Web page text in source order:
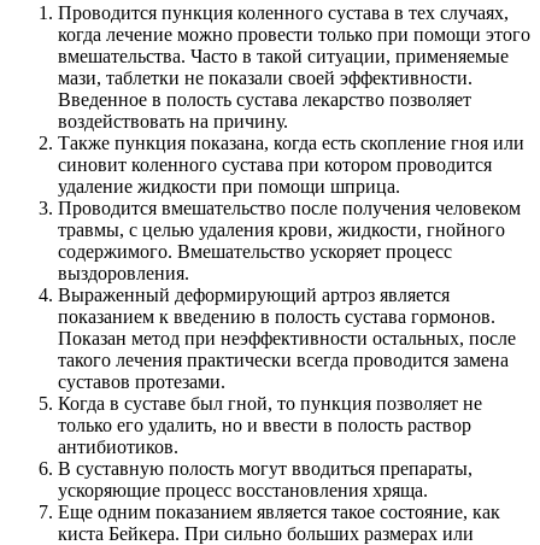
Проводится пункция коленного сустава в тех случаях,
когда лечение можно провести только при помощи этого
вмешательства. Часто в такой ситуации, применяемые
мази, таблетки не показали своей эффективности.
Введенное в полость сустава лекарство позволяет
воздействовать на причину.
Также пункция показана, когда есть скопление гноя или
синовит коленного сустава при котором проводится
удаление жидкости при помощи шприца.
Проводится вмешательство после получения человеком
травмы, с целью удаления крови, жидкости, гнойного
содержимого. Вмешательство ускоряет процесс
выздоровления.
Выраженный деформирующий артроз является
показанием к введению в полость сустава гормонов.
Показан метод при неэффективности остальных, после
такого лечения практически всегда проводится замена
суставов протезами.
Когда в суставе был гной, то пункция позволяет не
только его удалить, но и ввести в полость раствор
антибиотиков.
В суставную полость могут вводиться препараты,
ускоряющие процесс восстановления хряща.
Еще одним показанием является такое состояние, как
киста Бейкера. При сильно больших размерах или